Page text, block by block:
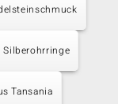
Silberohrringe
Tansania